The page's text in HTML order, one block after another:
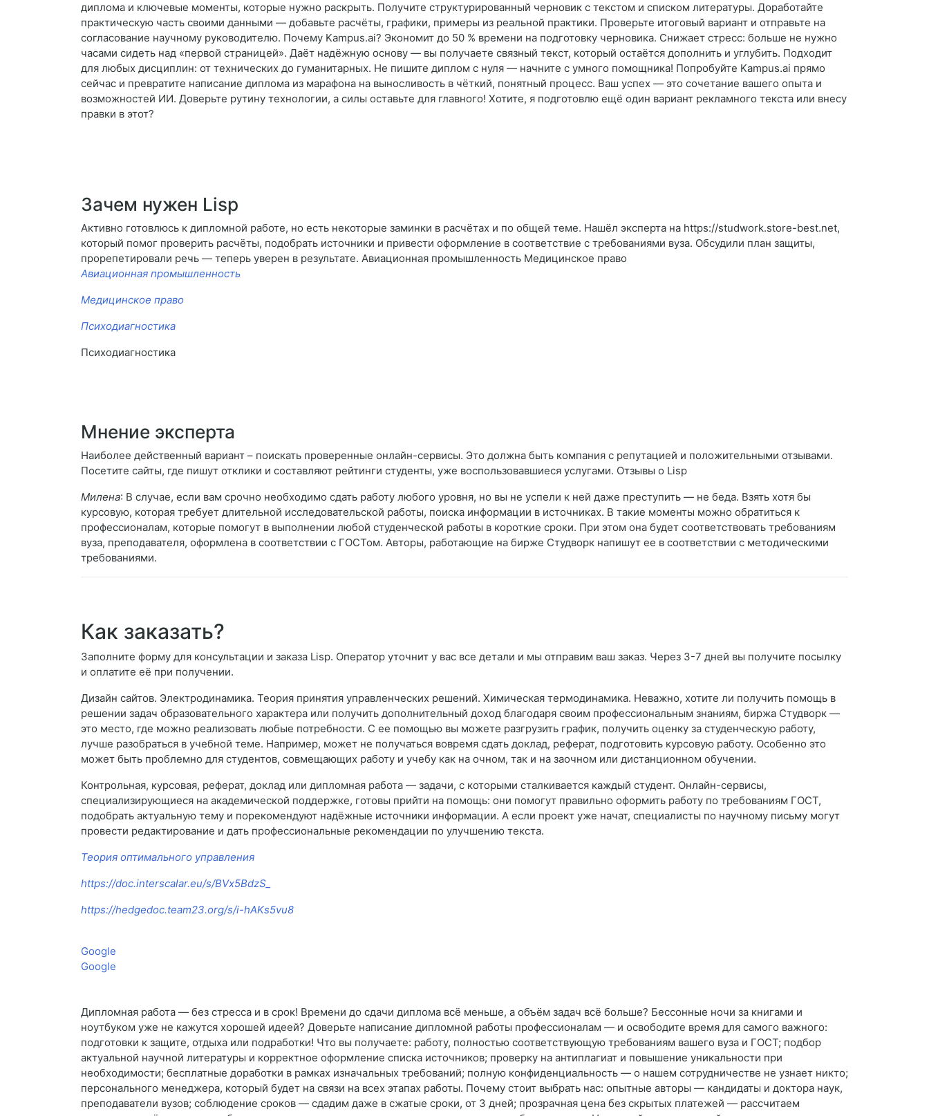
диплома и ключевые моменты, которые нужно раскрыть. Получите структурированный черновик с текстом и списком литературы. Доработайте
практическую часть своими данными — добавьте расчёты, графики, примеры из реальной практики. Проверьте итоговый вариант и отправьте на
согласование научному руководителю. Почему Kampus.ai? Экономит до 50 % времени на подготовку черновика. Снижает стресс: больше не нужно
часами сидеть над «первой страницей». Даёт надёжную основу — вы получаете связный текст, который остаётся дополнить и углубить. Подходит
для любых дисциплин: от технических до гуманитарных. Не пишите диплом с нуля — начните с умного помощника! Попробуйте Kampus.ai прямо
сейчас и превратите написание диплома из марафона на выносливость в чёткий, понятный процесс. Ваш успех — это сочетание вашего опыта и
возможностей ИИ. Доверьте рутину технологии, а силы оставьте для главного! Хотите, я подготовлю ещё один вариант рекламного текста или внесу
правки в этот?
Зачем нужен Lisp
Активно готовлюсь к дипломной работе, но есть некоторые заминки в расчётах и по общей теме. Нашёл эксперта на https://studwork.store-best.net,
который помог проверить расчёты, подобрать источники и привести оформление в соответствие с требованиями вуза. Обсудили план защиты,
прорепетировали речь — теперь уверен в результате. Авиационная промышленность Медицинское право
Авиационная промышленность
Медицинское право
Психодиагностика
Психодиагностика
Мнение эксперта
Наиболее действенный вариант – поискать проверенные онлайн-сервисы. Это должна быть компания с репутацией и положительными отзывами.
Посетите сайты, где пишут отклики и составляют рейтинги студенты, уже воспользовавшиеся услугами. Отзывы о Lisp
Милена: В случае, если вам срочно необходимо сдать работу любого уровня, но вы не успели к ней даже преступить — не беда. Взять хотя бы
курсовую, которая требует длительной исследовательской работы, поиска информации в источниках. В такие моменты можно обратиться к
профессионалам, которые помогут в выполнении любой студенческой работы в короткие сроки. При этом она будет соответствовать требованиям
вуза, преподавателя, оформлена в соответствии с ГОСТом. Авторы, работающие на бирже Студворк напишут ее в соответствии с методическими
требованиями.
Как заказать?
Заполните форму для консультации и заказа Lisp. Оператор уточнит у вас все детали и мы отправим ваш заказ. Через 3-7 дней вы получите посылку
и оплатите её при получении.
Дизайн сайтов. Электродинамика. Теория принятия управленческих решений. Химическая термодинамика. Неважно, хотите ли получить помощь в
решении задач образовательного характера или получить дополнительный доход благодаря своим профессиональным знаниям, биржа Студворк —
это место, где можно реализовать любые потребности. С ее помощью вы можете разгрузить график, получить оценку за студенческую работу,
лучше разобраться в учебной теме. Например, может не получаться вовремя сдать доклад, реферат, подготовить курсовую работу. Особенно это
может быть проблемно для студентов, совмещающих работу и учебу как на очном, так и на заочном или дистанционном обучении.
Контрольная, курсовая, реферат, доклад или дипломная работа — задачи, с которыми сталкивается каждый студент. Онлайн-сервисы,
специализирующиеся на академической поддержке, готовы прийти на помощь: они помогут правильно оформить работу по требованиям ГОСТ,
подобрать актуальную тему и порекомендуют надёжные источники информации. А если проект уже начат, специалисты по научному письму могут
провести редактирование и дать профессиональные рекомендации по улучшению текста.
Теория оптимального управления
https://doc.interscalar.eu/s/BVx5BdzS_
https://hedgedoc.team23.org/s/i-hAKs5vu8
Google
Google
Дипломная работа — без стресса и в срок! Времени до сдачи диплома всё меньше, а объём задач всё больше? Бессонные ночи за книгами и
ноутбуком уже не кажутся хорошей идеей? Доверьте написание дипломной работы профессионалам — и освободите время для самого важного:
подготовки к защите, отдыха или подработки! Что вы получаете: работу, полностью соответствующую требованиям вашего вуза и ГОСТ; подбор
актуальной научной литературы и корректное оформление списка источников; проверку на антиплагиат и повышение уникальности при
необходимости; бесплатные доработки в рамках изначальных требований; полную конфиденциальность — о нашем сотрудничестве не узнает никто;
персонального менеджера, который будет на связи на всех этапах работы. Почему стоит выбрать нас: опытные авторы — кандидаты и доктора наук,
преподаватели вузов; соблюдение сроков — сдадим даже в сжатые сроки, от 3 дней; прозрачная цена без скрытых платежей — рассчитаем